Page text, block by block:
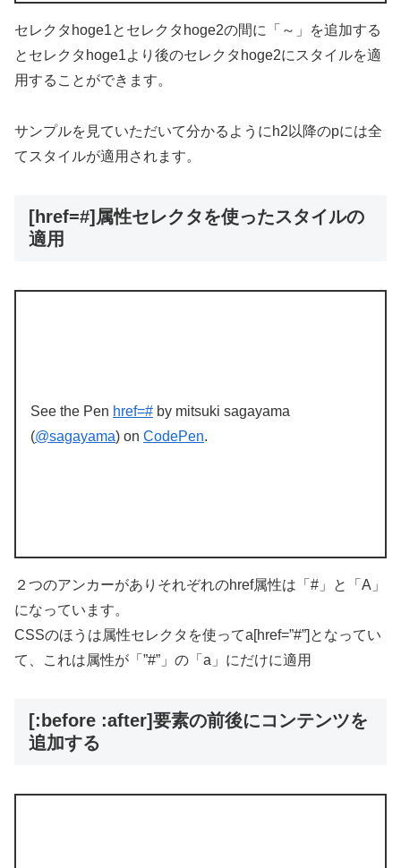
セレクタhoge1とセレクタhoge2の間に「～」を追加する
とセレクタhoge1より後のセレクタhoge2にスタイルを適
用することができます。
サンプルを見ていただいて分かるようにh2以降のpには全
てスタイルが適用されます。
[href=#]属性セレクタを使ったスタイルの
適用
See the Pen href=# by mitsuki sagayama
(@sagayama) on CodePen.
２つのアンカーがありそれぞれのhref属性は「#」と「A」
になっています。
CSSのほうは属性セレクタを使ってa[href=”#”]となってい
て、これは属性が「”#”」の「a」にだけに適用
[:before :after]要素の前後にコンテンツを
追加する